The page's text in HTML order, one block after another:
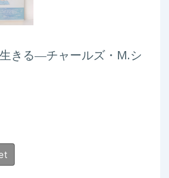
きる―チャールズ・M.シ